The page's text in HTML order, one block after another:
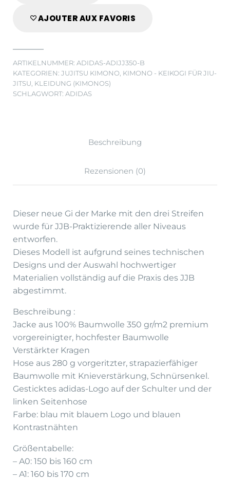
AJOUTER AUX FAVORIS
ARTIKELNUMMER: ADIDAS-ADIJJ350-B
KATEGORIEN: JUJITSU KIMONO KIMONO - KEIKOGI FÜR JIU-
JITSU KLEIDUNG (KIMONOS)
SCHLAGWORT: ADIDAS
Beschreibung
Rezensionen (0)
Dieser neue Gi der Marke mit den drei Streifen
wurde für JJB-Praktizierende aller Niveaus
entworfen.
Dieses Modell ist aufgrund seines technischen
Designs und der Auswahl hochwertiger
Materialien vollständig auf die Praxis des JJB
abgestimmt.
Beschreibung :
Jacke aus 100% Baumwolle 350 gr/m2 premium
vorgereinigter, hochfester Baumwolle
Verstärkter Kragen
Hose aus 280 g vorgeritzter, strapazierfähiger
Baumwolle mit Knieverstärkung, Schnürsenkel.
Gesticktes adidas-Logo auf der Schulter und der
linken Seitenhose
Farbe: blau mit blauem Logo und blauen
Kontrastnähten
Größentabelle:
– A0: 150 bis 160 cm
– A1: 160 bis 170 cm